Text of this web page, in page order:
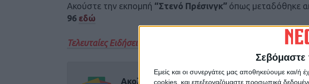
Σεβόμαστε
Εμείς και οι συνεργάτες μας αποθηκεύουμε
cookies, και επεξεργαζόμαστε προσωπικά
Ακούστε την εκπομπή “Στενό Πρέσινγκ” όπως μεταδόθηκε
96 εδώ
Τελευταίες Ειδήσεις Σήμερα
Ακολούθησε την εφημερίδα ΝΕΟΣ ΑΓΩΝ στο